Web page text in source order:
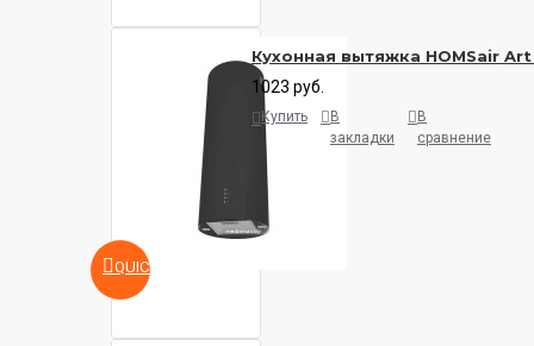
QUICKVIEW
Кухонная вытяжка HOMSair
1023 руб.
Купить
В
закладки
В
сравнение